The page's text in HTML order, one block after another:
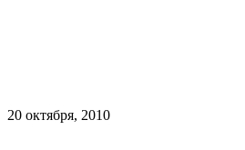
20 октября, 2010